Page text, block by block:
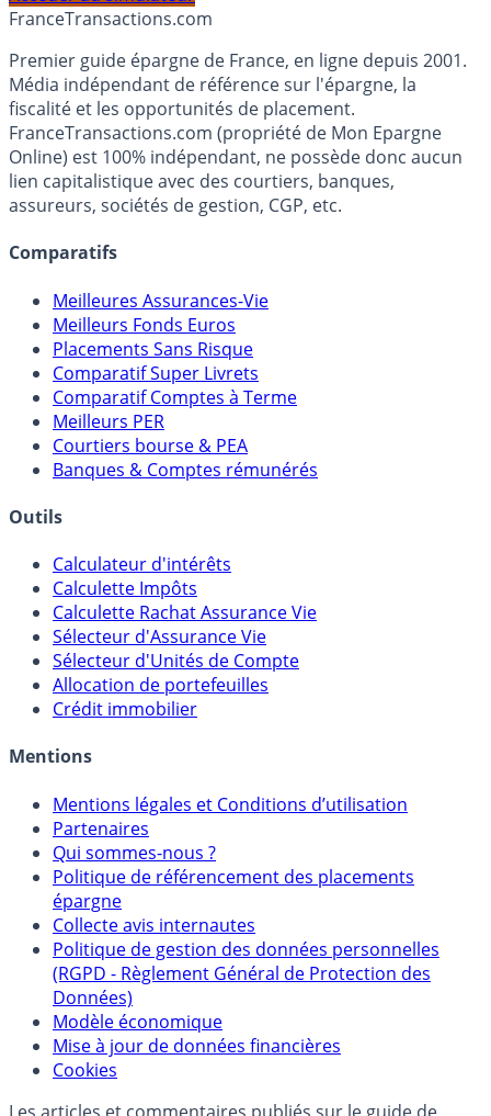
Accéder au simulateur
FranceTransactions.com
Premier guide épargne de France, en ligne depuis 2001.
Média indépendant de référence sur l'épargne, la
fiscalité et les opportunités de placement.
FranceTransactions.com (propriété de Mon Epargne
Online) est 100% indépendant, ne possède donc aucun
lien capitalistique avec des courtiers, banques,
Meilleures Assurances-Vie
Meilleurs Fonds Euros
Placements Sans Risque
Comparatif Super Livrets
Comparatif Comptes à Terme
Meilleurs PER
Courtiers bourse & PEA
Calculateur d'intérêts
Calculette Impôts
Calculette Rachat Assurance Vie
Sélecteur d'Assurance Vie
Sélecteur d'Unités de Compte
Allocation de portefeuilles
Mentions légales et Conditions d’utilisation
Partenaires
Qui sommes-nous ?
Politique de référencement des placements
épargne
Collecte avis internautes
Politique de gestion des données personnelles
(RGPD - Règlement Général de Protection des
Données)
Modèle économique
Mise à jour de données financières
Cookies